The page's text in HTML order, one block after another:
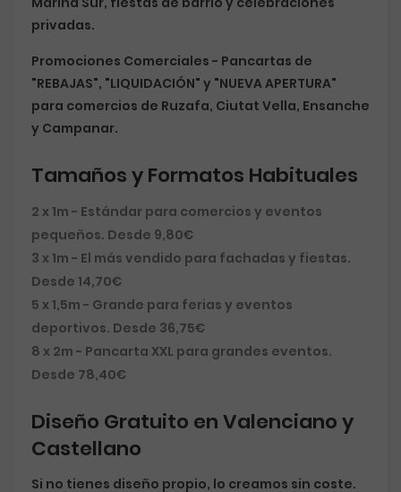
privadas.
Promociones Comerciales - Pancartas de
"REBAJAS", "LIQUIDACIÓN" y "NUEVA APERTURA"
para comercios de Ruzafa, Ciutat Vella, Ensanche
y Campanar.
Tamaños y Formatos Habituales
2 x 1m - Estándar para comercios y eventos
pequeños. Desde 9,80€
3 x 1m - El más vendido para fachadas y fiestas.
Desde 14,70€
5 x 1,5m - Grande para ferias y eventos
deportivos. Desde 36,75€
8 x 2m - Pancarta XXL para grandes eventos.
Desde 78,40€
Diseño Gratuito en Valenciano y
Castellano
Si no tienes diseño propio, lo creamos sin coste.